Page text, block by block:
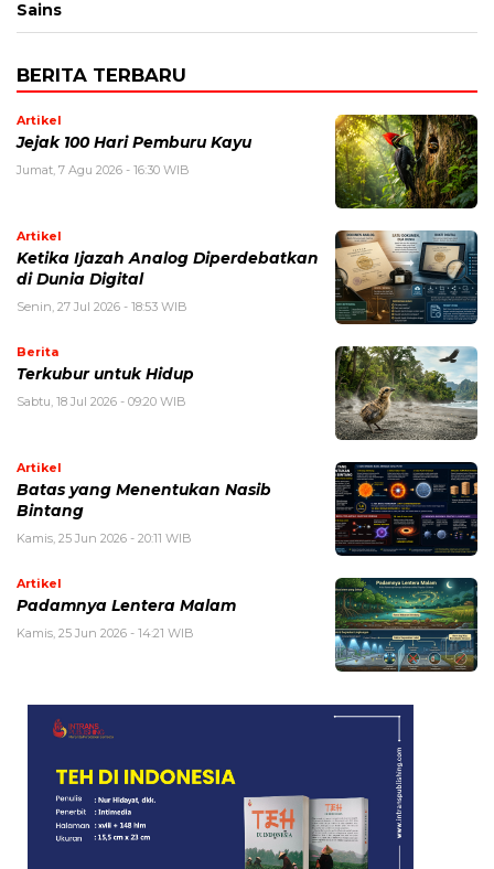
Sains
BERITA TERBARU
Artikel
Jejak 100 Hari Pemburu Kayu
Jumat, 7 Agu 2026 - 16:30 WIB
Artikel
Ketika Ijazah Analog Diperdebatkan
di Dunia Digital
Senin, 27 Jul 2026 - 18:53 WIB
Berita
Terkubur untuk Hidup
Sabtu, 18 Jul 2026 - 09:20 WIB
Artikel
Batas yang Menentukan Nasib
Bintang
Kamis, 25 Jun 2026 - 20:11 WIB
Artikel
Padamnya Lentera Malam
Kamis, 25 Jun 2026 - 14:21 WIB